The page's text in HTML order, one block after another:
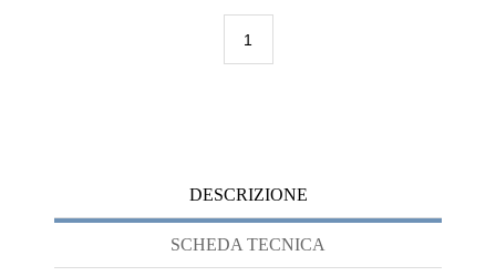
DESCRIZIONE
SCHEDA TECNICA